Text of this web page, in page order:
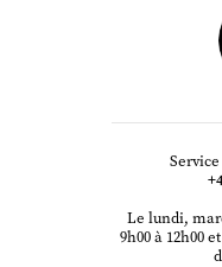
Le lundi,
9h00 à 12h00